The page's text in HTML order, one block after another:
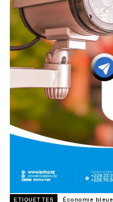
ETIQUETTES Économie bleue